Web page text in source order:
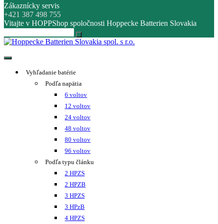
Zákaznícky servis
+421 387 498 755
Vitajte v HOPPShop spoločnosti Hoppecke Batterien Slovakia
Hoppecke Batterien Slovakia spol. s r.o.
Online B2B konfigurátor HOPPECKE
Vyhľadanie batérie
Podľa napätia
6 voltov
12 voltov
24 voltov
48 voltov
80 voltov
96 voltov
Podľa typu článku
2 HPZS
2 HPZB
3 HPZS
3 HPzB
4 HPZS